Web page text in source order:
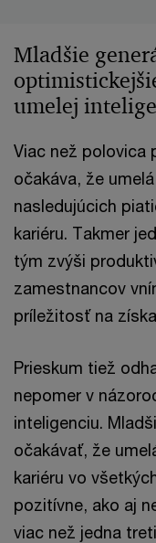
Mladšie
umelej
Viac než polovica
očakáva, že
nasledujúcich
kariéru. Takmer
tým zvýši
zamestnancov
príležitosť na
Prieskum tiež
nepomer v
inteligenciu.
očakávať, že
kariéru vo
pozitívne, ako aj
viac než jedna